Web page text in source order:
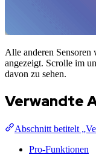
Alle anderen
angezeigt. Scrolle im
davon zu sehen.
Verwandte
Abschnitt betitelt
Pro-Funktionen